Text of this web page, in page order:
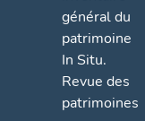
général du
patrimoine
In Situ.
Revue des
patrimoines